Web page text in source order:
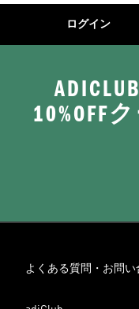
ログイン
10%OFF
よくある質問・お問い